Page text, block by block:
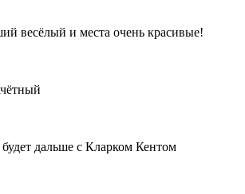
весёлый и места очень красивые!
дальше с Кларком Кентом